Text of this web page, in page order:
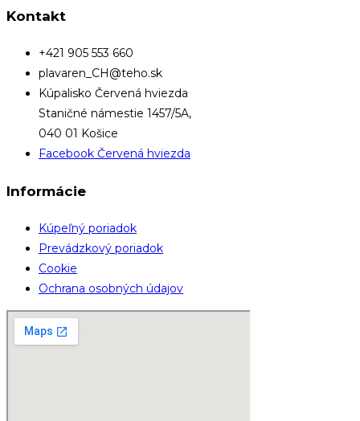
Kontakt
+421 905 553 660
plavaren_CH@teho.sk
Kúpalisko Červená hviezda
Staničné námestie 1457/5A,
040 01 Košice
Facebook Červená hviezda
Informácie
Kúpeľný poriadok
Prevádzkový poriadok
Cookie
Ochrana osobných údajov